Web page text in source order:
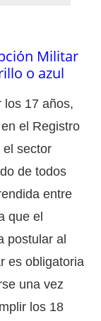
Militar
o azul
los 17 años,
el Registro
el sector
de todos
entre
que el
postular al
es obligatoria
una vez
los 18